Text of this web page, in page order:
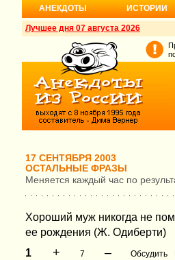
АНЕКДОТЫ ИСТОРИИ
Лучшее дня 07 августа 2026
17 СЕНТЯБРЯ 2003
ОСТАЛЬНЫЕ ФРАЗЫ
Меняется каждый час по
Хороший муж никогда не
ее рождения (Ж. Одиберти)
1
+ 7 – Обсудить